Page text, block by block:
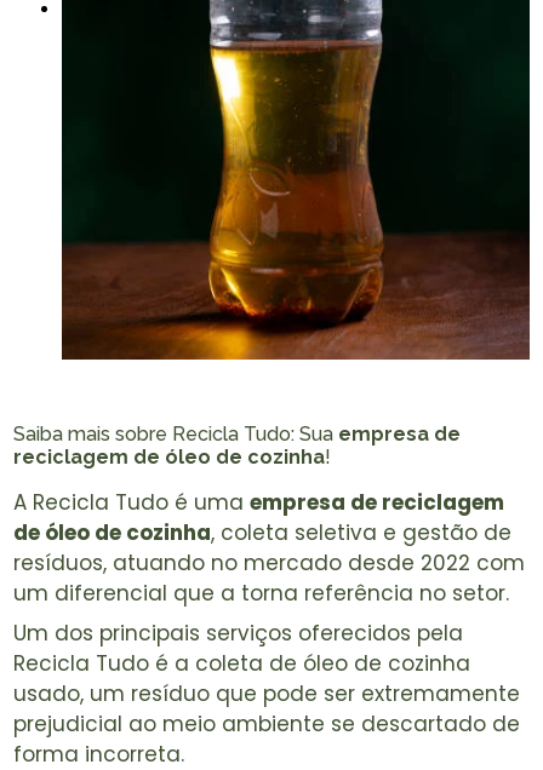
Saiba mais sobre Recicla Tudo: Sua empresa de
reciclagem de óleo de cozinha!
A Recicla Tudo é umaempresa de reciclagem
de óleo de cozinha, coleta seletiva e gestão de
resíduos, atuando no mercado desde 2022 com
um diferencial que a torna referência no setor.
Um dos principais serviços oferecidos pela
Recicla Tudo é a coleta de óleo de cozinha
usado, um resíduo que pode ser extremamente
prejudicial ao meio ambiente se descartado de
forma incorreta.